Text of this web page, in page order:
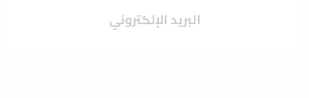
البريد الإلكتروني